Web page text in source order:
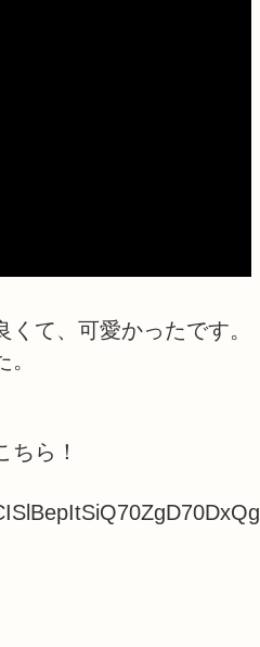
て、可愛かったです。
ら！